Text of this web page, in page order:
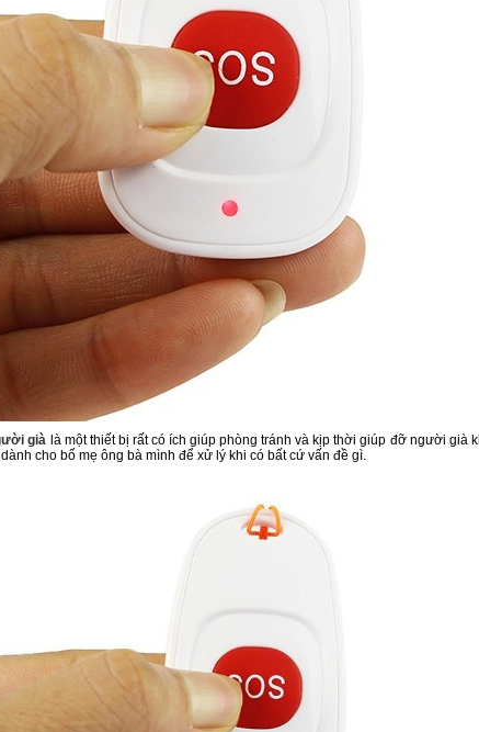
già là một thiết bị rất có ích giúp phòng tránh và kịp thời giúp đỡ người già
cho bố mẹ ông bà mình để xử lý khi có bất cứ vấn đề gì.